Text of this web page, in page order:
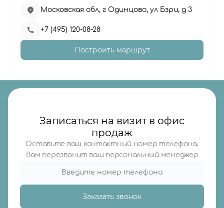
Московская обл, г Одинцово, ул Бзри, д 3
+7 (495) 120-08-28
Построить маршрут
Записаться на визит в офис
продаж
Оставьте ваш контактный номер телефона,
Вам перезвонит ваш персональный менеджер
Заказать звонок